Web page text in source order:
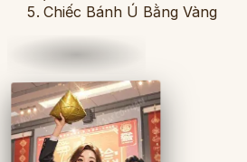
Chiếc Bánh Ú Bằng Vàng